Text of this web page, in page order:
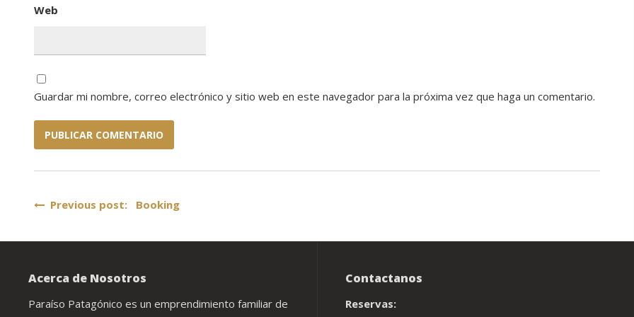
Web
Guardar mi nombre, correo electrónico y sitio web en este navegador para la próxima vez que haga un comentario.
Navegación
Previous post: Booking
Acerca de Nosotros
Paraíso Patagónico es un emprendimiento familiar de
Contactanos
Reservas: